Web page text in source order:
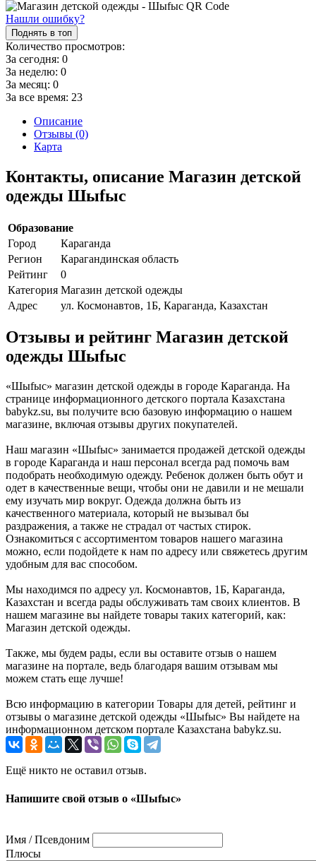
Нашли ошибку?
Поднять в топ
Количество просмотров:
За сегодня: 0
За неделю: 0
За месяц: 0
За все время: 23
Описание
Отзывы (0)
Карта
Контакты, описание Магазин детской
одежды Шыfыс
Образование
Город
Караганда
Регион
Карагандинская область
Рейтинг
0
Категория Магазин детской одежды
Адрес
ул. Космонавтов, 1Б, Караганда, Казахстан
Отзывы и рейтинг Магазин детской
одежды Шыfыс
«Шыfыс» магазин детской одежды в городе Караганда. На
странице информационного детского портала Казахстана
babykz.su, вы получите всю базовую информацию о нашем
магазине, включая отзывы других покупателей.
Наш магазин «Шыfыс» занимается продажей детской одежды
в городе Караганда и наш персонал всегда рад помочь вам
подобрать необходимую одежду. Ребенок должен быть обут и
одет в качественные вещи, чтобы они не давили и не мешали
ему изучать мир вокруг. Одежда должна быть из
качественного материала, который не вызывал бы
раздражения, а также не страдал от частых стирок.
Ознакомиться с ассортиментом товаров нашего магазина
можно, если подойдете к нам по адресу или свяжетесь другим
удобным для вас способом.
Мы находимся по адресу ул. Космонавтов, 1Б, Караганда,
Казахстан и всегда рады обслуживать там своих клиентов. В
нашем магазине вы найдете товары таких категорий, как:
Магазин детской одежды.
Также, мы будем рады, если вы оставите отзыв о нашем
магазине на портале, ведь благодаря вашим отзывам мы
можем стать еще лучше!
Всю информацию в категории Товары для детей, рейтинг и
отзывы о магазине детской одежды «Шыfыс» Вы найдете на
информационном детском портале Казахстана babykz.su.
Ещё никто не оставил отзыв.
Напишите свой отзыв о «Шыfыс»
Имя / Псевдоним
Плюсы